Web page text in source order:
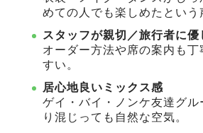
めての人でも楽しめたという
スタッフが親切／旅行者に優
オーダー方法や席の案内も
すい。
居心地良いミックス感
ゲイ・バイ・ノンケ友達グル
り混じっても自然な空気。